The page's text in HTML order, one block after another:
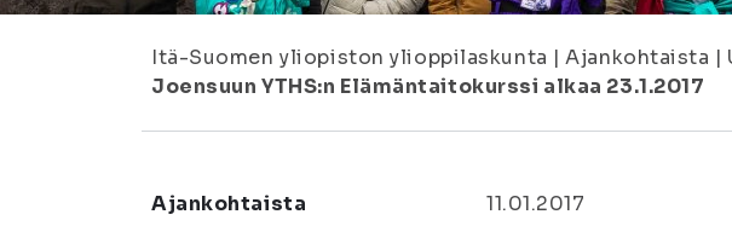
Itä-Suomen yliopiston ylioppilaskunta | Ajankohtaista |
Joensuun YTHS:n Elämäntaitokurssi alkaa 23.1.2017
Ajankohtaista
11.01.2017